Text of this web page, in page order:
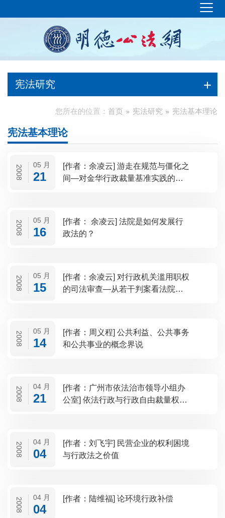
宪法研究
您所在的位置： 首页 宪法研究 宪法基本理论
宪法基本理论
2008 05 月
21
[作者：余凌云] 游走在规范与僵化之
间—对金华行政裁量基准实践的思
2008 05 月
16
[作者： 余凌云] 法院是如何发展行
政法的？
2008 05 月
15
[作者：余凌云] 对行政机关滥用职权
的司法审查—从若干判案看法院审
2008 05 月
14
[作者：周义程] 公共利益、公共事务
和公共事业的概念界说
2008 04 月
21
[作者：广州市依法治市领导小组办
公室] 依法行政与行政自由裁量权
2008 04 月
04
[作者：刘飞宇] 民营企业的权利困境
与行政法之价值
2008 04 月
04
[作者：陆维福] 论环境行政补偿